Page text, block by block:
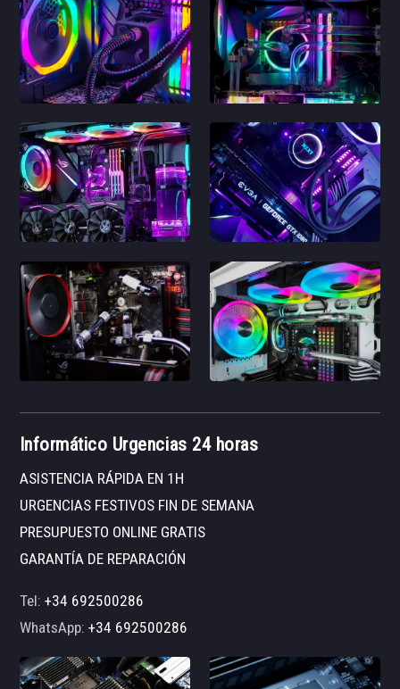
Informático Urgencias 24 horas
ASISTENCIA RÁPIDA EN 1H
URGENCIAS FESTIVOS FIN DE SEMANA
PRESUPUESTO ONLINE GRATIS
GARANTÍA DE REPARACIÓN
Tel:+34 692500286
WhatsApp:+34 692500286